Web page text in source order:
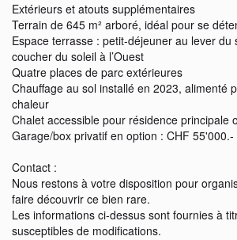
Extérieurs et atouts supplémentaires
Terrain de 645 m² arboré, idéal pour se
Espace terrasse : petit-déjeuner au lever du
coucher du soleil à l’Ouest
Quatre places de parc extérieures
Chauffage au sol installé en 2023, alimenté
chaleur
Chalet accessible pour résidence principale
Garage/box privatif en option : CHF 55'000.-
Contact :
Nous restons à votre disposition pour
faire découvrir ce bien rare.
Les informations ci-dessus sont fournies à
susceptibles de modifications.